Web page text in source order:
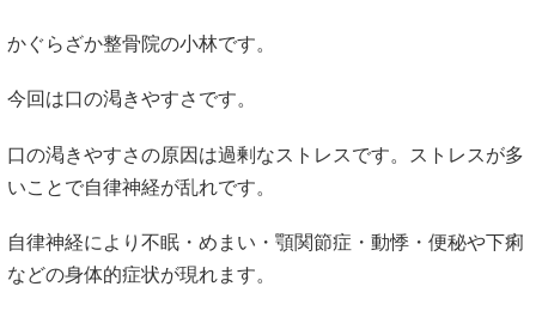
かぐらざか整骨院の小林です。
今回は口の渇きやすさです。
口の渇きやすさの原因は過剰なストレスです。ストレスが多
いことで自律神経が乱れです。
自律神経により不眠・めまい・顎関節症・動悸・便秘や下痢
などの身体的症状が現れます。